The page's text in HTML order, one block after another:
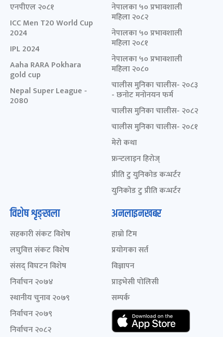
एनपीएल २०८१
ICC Men T20 World Cup
2024
IPL 2024
Aaha RARA Pokhara
gold cup
Nepal Super League -
2080
नेपालका ५० प्रभावशाली
महिला २०८२
नेपालका ५० प्रभावशाली
महिला २०८१
नेपालका ५० प्रभावशाली
महिला २०८०
चालीस मुनिका चालीस- २०८३
- छनोट मनोनयन फर्म
चालीस मुनिका चालीस- २०८२
चालीस मुनिका चालीस- २०८१
मेरो कथा
फ्रन्टलाइन हिरोज्
प्रीति टु युनिकोड कन्भर्टर
युनिकोड टु प्रीति कन्भर्टर
विशेष शृङ्खला
सहकारी संकट विशेष
लघुवित्त संकट विशेष
संसद् विघटन विशेष
निर्वाचन २०७४
स्थानीय चुनाव २०७९
निर्वाचन २०७९
निर्वाचन २०८२
अनलाइनखबर
हाम्रो टिम
प्रयोगका सर्त
विज्ञापन
प्राइभेसी पोलिसी
सम्पर्क